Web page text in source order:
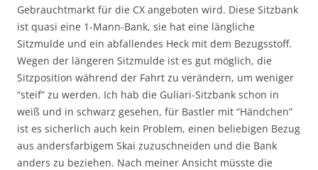
Gebrauchtmarkt für die CX angeboten wird. Diese Sitzbank
ist quasi eine 1-Mann-Bank, sie hat eine längliche
Sitzmulde und ein abfallendes Heck mit dem Bezugsstoff.
Wegen der längeren Sitzmulde ist es gut möglich, die
Sitzposition während der Fahrt zu verändern, um weniger
“steif” zu werden. Ich hab die Guliari-Sitzbank schon in
weiß und in schwarz gesehen, für Bastler mit “Händchen”
ist es sicherlich auch kein Problem, einen beliebigen Bezug
aus andersfarbigem Skai zuzuschneiden und die Bank
anders zu beziehen. Nach meiner Ansicht müsste die